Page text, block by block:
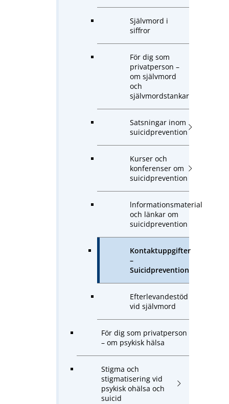
Självmord i
siffror
För dig som
privatperson –
om självmord
och
självmordstankar
Satsningar inom
suicidprevention
Kurser och
konferenser om
suicidprevention
lnformationsmaterial
och länkar om
suicidprevention
Kontaktuppgifter
–
Suicidprevention
Efterlevandestöd
vid självmord
För dig som privatperson
– om psykisk hälsa
Stigma och
stigmatisering vid
psykisk ohälsa och
suicid